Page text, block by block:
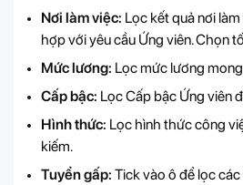
Nơi làm việc: Lọc kết quả nơi
hợp với yêu cầu Ứng viên. Chọn
Mức lương: Lọc mức lương
Cấp bậc: Lọc Cấp bậc Ứng viên
Hình thức: Lọc hình thức công
kiếm.
Tuyển gấp: Tick vào ô để lọc